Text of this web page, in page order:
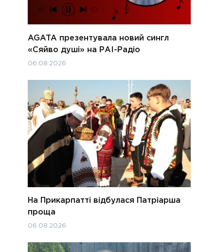
AGATA презентувала новий сингл
«Сяйво душі» на РАІ-Радіо
06.08.2026
На Прикарпатті відбулася Патріарша
проща
06.08.2026